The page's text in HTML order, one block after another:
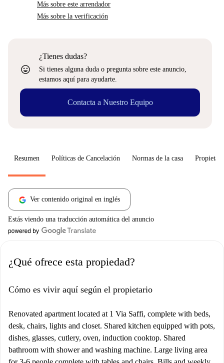
Más sobre este arrendador
Más sobre la verificación
sentiment_very_satisfied
¿Tienes dudas?
Si tienes alguna duda o pregunta sobre este anuncio,
estamos aquí para ayudarte.
Contacta a Nuestro Equipo
Resumen Políticas de Cancelación Normas de la casa
Ver contenido original en inglés
Estás viendo una traducción automática del anuncio
¿Qué ofrece esta propiedad?
Cómo es vivir aquí según el propietario
Renovated apartment located at 1 Via Saffi, complete with beds,
desk, chairs, lights and closet. Shared kitchen equipped with pots,
dishes, glasses, cutlery, oven, induction cooktop. Shared
bathroom with shower and washing machine. Large living area